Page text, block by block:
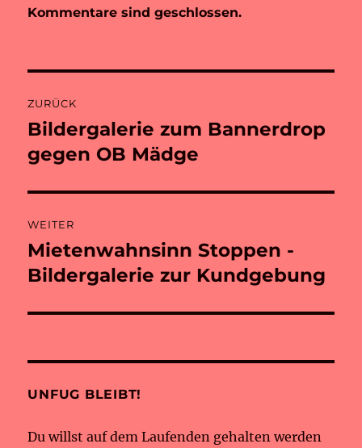
Kommentare sind geschlossen.
ZURÜCK
Vorheriger
Beitrag:
Bildergalerie zum Bannerdrop
gegen OB Mädge
WEITER
Nächster
Beitrag:
Mietenwahnsinn Stoppen -
Bildergalerie zur Kundgebung
UNFUG BLEIBT!
Du willst auf dem Laufenden gehalten werden